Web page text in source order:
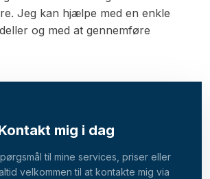
Jeg kan hjælpe med en enkle
og med at gennemføre
mig i dag
til mine services, priser eller
velkommen til at kontakte mig via